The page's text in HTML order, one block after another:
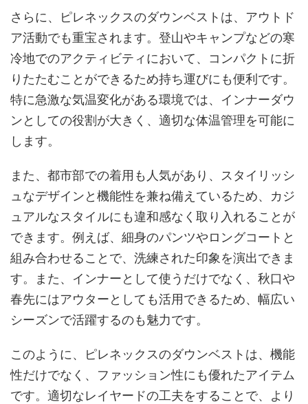
さらに、ピレネックスのダウンベストは、アウトド
ア活動でも重宝されます。登山やキャンプなどの寒
冷地でのアクティビティにおいて、コンパクトに折
りたたむことができるため持ち運びにも便利です。
特に急激な気温変化がある環境では、インナーダウ
ンとしての役割が大きく、適切な体温管理を可能に
します。
また、都市部での着用も人気があり、スタイリッシ
ュなデザインと機能性を兼ね備えているため、カジ
ュアルなスタイルにも違和感なく取り入れることが
できます。例えば、細身のパンツやロングコートと
組み合わせることで、洗練された印象を演出できま
す。また、インナーとして使うだけでなく、秋口や
春先にはアウターとしても活用できるため、幅広い
シーズンで活躍するのも魅力です。
このように、ピレネックスのダウンベストは、機能
性だけでなく、ファッション性にも優れたアイテム
です。適切なレイヤードの工夫をすることで、より